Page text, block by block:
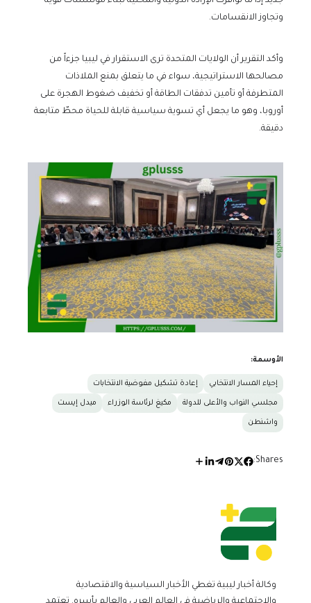
وتجاوز الانقسامات.
وأكد التقرير أن الولايات المتحدة ترى الاستقرار في ليبيا جزءاً من
مصالحها الاستراتيجية، سواء في ما يتعلق بمنع الملاذات
المتطرفة أو تأمين تدفقات الطاقة أو تخفيف ضغوط الهجرة على
أوروبا، وهو ما يجعل أي تسوية سياسية قابلة للحياة محطّ متابعة
دقيقة.
الأوسمة:
إحياء المسار الانتخابي إعادة تشكيل مفوضية الانتخابات
مجلسي النواب والأعلى للدولة مكيغ لرئاسة الوزراء ميدل إيست
واشنطن
Shares:
وكالة أخبار ليبية تغطي الأخبار السياسية والاقتصادية